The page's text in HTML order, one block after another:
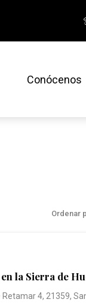
Conócenos
Ordenar
la Sierra de
Retamar 4, 21359,